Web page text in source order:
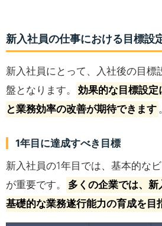
新入社員の仕事における目標設
新入社員にとって、入社後の目標
盤となります。
効果的な目標設
と業務効率の改善が期待できます
1年目に達成すべき目標
新入社員の1年目では、基本的な
が重要です。
多くの企業では、
基礎的な業務遂行能力の育成を目